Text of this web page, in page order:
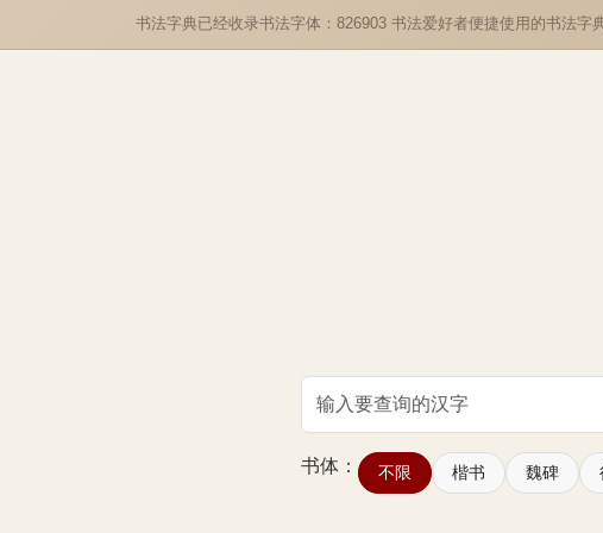
书法字典已经收录书法字体：826903 书法爱好者便捷使用的书法字
书体： 不限 楷书 魏碑